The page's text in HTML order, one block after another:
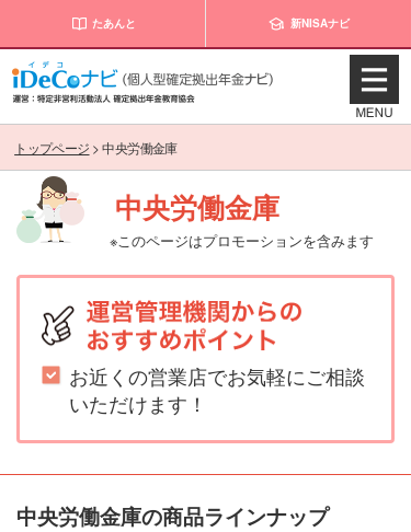
たあんと 新NISAナビ
トップページ >中央労働金庫
中央労働金庫
※このページはプロモーションを含みます
お近くの営業店でお気軽にご相談
いただけます！
中央労働金庫の商品ラインナップ